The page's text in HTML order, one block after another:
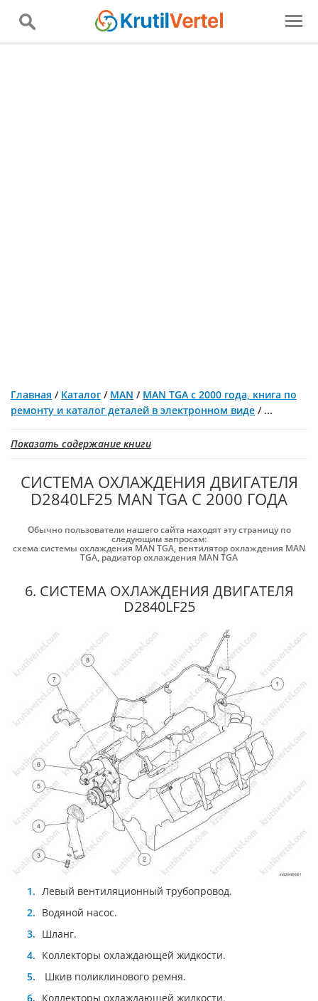
Главная / Каталог / MAN / MAN TGA с 2000 года, книга по
ремонту и каталог деталей в электронном виде / ...
Показать содержание книги
СИСТЕМА ОХЛАЖДЕНИЯ ДВИГАТЕЛЯ
D2840LF25 MAN TGA С 2000 ГОДА
Обычно пользователи нашего сайта находят эту страницу по
следующим запросам:
схема системы охлаждения MAN TGA, вентилятор охлаждения MAN
TGA, радиатор охлаждения MAN TGA
6. СИСТЕМА ОХЛАЖДЕНИЯ ДВИГАТЕЛЯ
D2840LF25
Левый вентиляционный трубопровод.
Водяной насос.
Шланг.
Коллекторы охлаждающей жидкости.
Шкив поликлинового ремня.
Коллекторы охлаждающей жидкости.